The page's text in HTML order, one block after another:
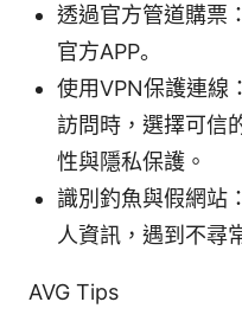
透過官方管道購票
官方APP。
使用VPN保護連線
訪問時，選擇可信
性與隱私保護。
識別釣魚與假網站
人資訊，遇到不尋
AVG Tips